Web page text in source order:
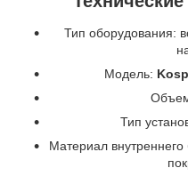
Тип оборудования:
Модель:
Тип
Материал